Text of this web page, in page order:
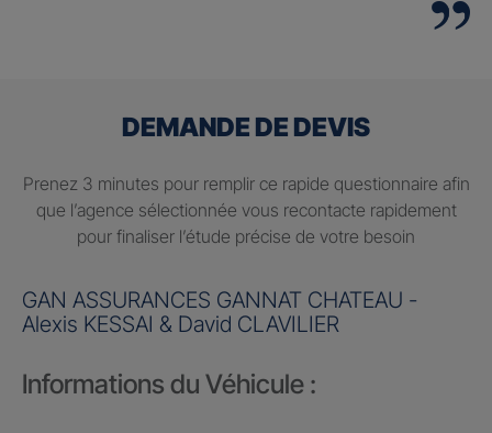
DEMANDE DE DEVIS
Prenez 3 minutes pour remplir ce rapide questionnaire afin
que l’agence sélectionnée vous recontacte rapidement
pour finaliser l’étude précise de votre besoin
GAN ASSURANCES GANNAT CHATEAU -
Alexis KESSAI & David CLAVILIER
Informations du Véhicule :